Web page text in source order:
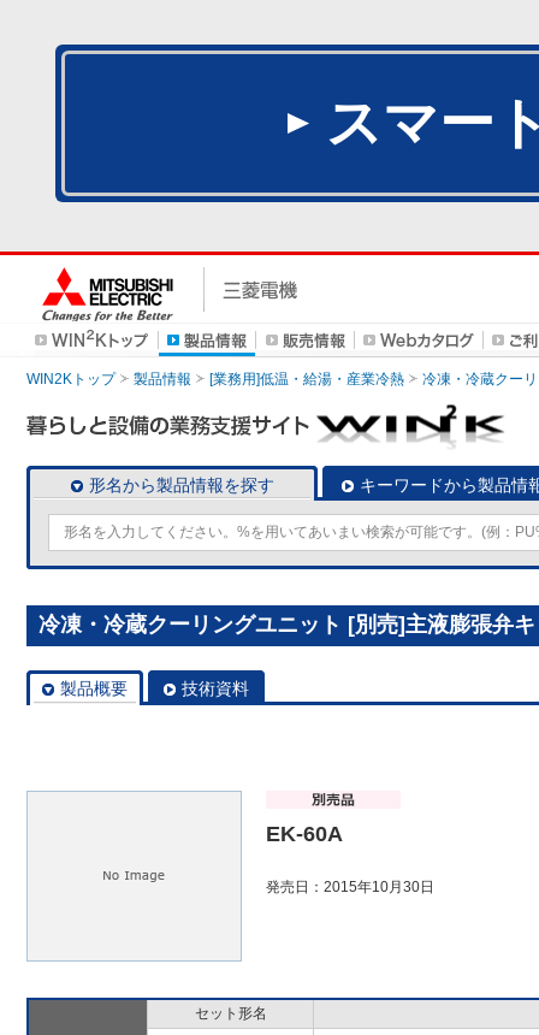
スマー
WIN2Kトップ 製品情報 [業務用]低温・給湯・産業冷熱 冷凍・冷蔵クー
形名から製品情報を探す キーワードから製品情
冷凍・冷蔵クーリングユニット [別売]主液膨張弁
製品概要 技術資料
EK-60A
発売日：2015年10月30日
セット形名